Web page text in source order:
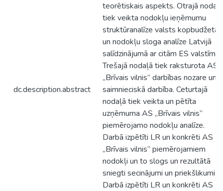
dc.description.abstract
teorētiskais aspekts. Otrajā nodaļā
tiek veikta nodokļu ieņēmumu
struktūranalīze valsts kopbudžetā
un nodokļu sloga analīze Latvijā
salīdzinājumā ar citām ES valstīm.
Trešajā nodaļā tiek raksturota AS
„Brīvais vilnis” darbības nozare un
saimnieciskā darbība. Ceturtajā
nodaļā tiek veikta un pētīta
uzņēmuma AS „Brīvais vilnis”
piemērojamo nodokļu analīze.
Darbā izpētīti LR un konkrēti AS
„Brīvais vilnis” piemērojamiem
nodokļi un to slogs un rezultātā
sniegti secinājumi un priekšlikumi.
Darbā izpētīti LR un konkrēti AS